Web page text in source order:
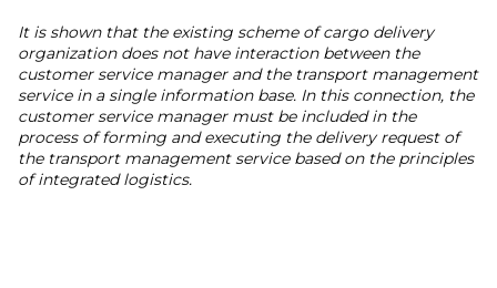
It is shown that the existing scheme of cargo delivery
organization does not have interaction between the
customer service manager and the transport management
service in a single information base. In this connection, the
customer service manager must be included in the
process of forming and executing the delivery request of
the transport management service based on the principles
of integrated logistics.